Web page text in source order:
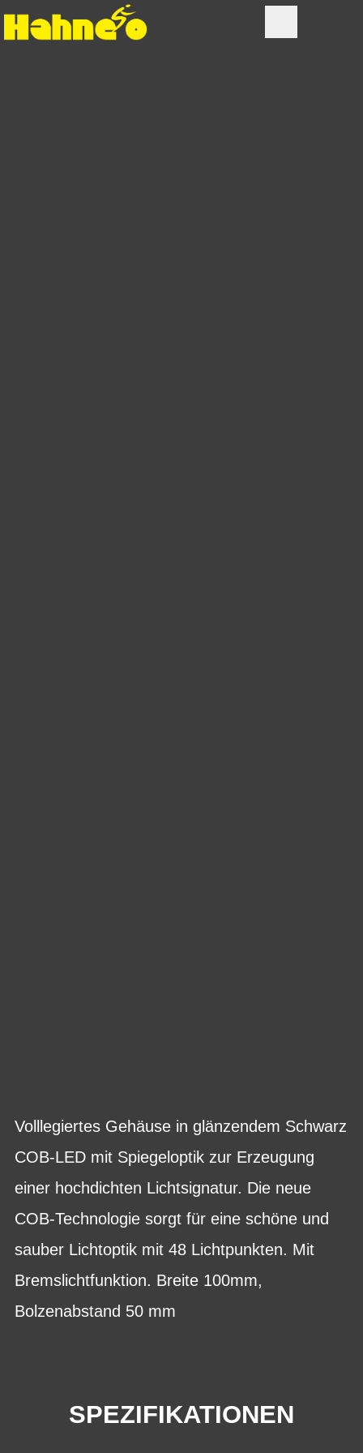
Volllegiertes Gehäuse in glänzendem Schwarz
COB-LED mit Spiegeloptik zur Erzeugung
einer hochdichten Lichtsignatur. Die neue
COB-Technologie sorgt für eine schöne und
sauber Lichtoptik mit 48 Lichtpunkten. Mit
Bremslichtfunktion. Breite 100mm,
Bolzenabstand 50 mm
SPEZIFIKATIONEN